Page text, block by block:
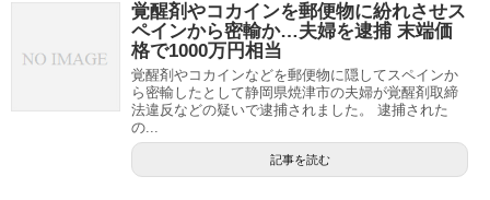
覚醒剤やコカインを郵便物に紛れさせス
ペインから密輸か…夫婦を逮捕 末端価
格で1000万円相当
覚醒剤やコカインなどを郵便物に隠してスペインか
ら密輸したとして静岡県焼津市の夫婦が覚醒剤取締
法違反などの疑いで逮捕されました。 逮捕された
の...
記事を読む